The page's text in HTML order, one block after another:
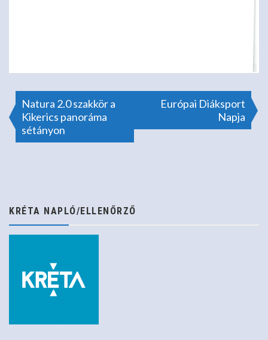
Bejegyzés
navigáció
Natura 2.0 szakkör a
Kikerics panoráma
sétányon
Európai Diáksport
Napja
KRÉTA NAPLÓ/ELLENŐRZŐ